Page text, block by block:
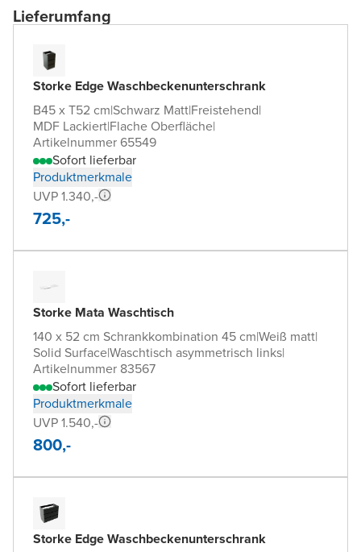
Lieferumfang
Storke Edge Waschbeckenunterschrank
B45 x T52 cm|Schwarz Matt|Freistehend|
MDF Lackiert|Flache Oberfläche|
Artikelnummer 65549
Sofort lieferbar
Produktmerkmale
UVP 1.340,-
725,-
Storke Mata Waschtisch
140 x 52 cm Schrankkombination 45 cm|Weiß matt|
Solid Surface|Waschtisch asymmetrisch links|
Artikelnummer 83567
Sofort lieferbar
Produktmerkmale
UVP 1.540,-
800,-
Storke Edge Waschbeckenunterschrank